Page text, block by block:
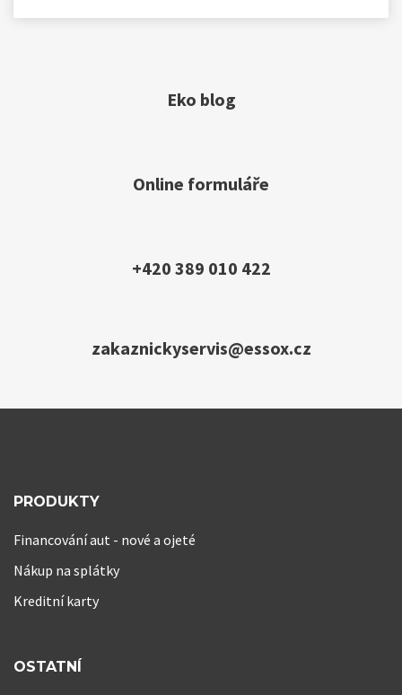
Eko blog
Online formuláře
+420 389 010 422
zakaznickyservis@essox.cz
PRODUKTY
Financování aut - nové a ojeté
Nákup na splátky
Kreditní karty
OSTATNÍ